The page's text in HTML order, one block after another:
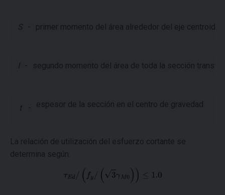
S - primer momento del área alrededor del eje centroidal
I - segundo momento del área de toda la sección
t - espesor de la sección en el centro de gravedad
La relación de utilización del esfuerzo cortante se
determina según: